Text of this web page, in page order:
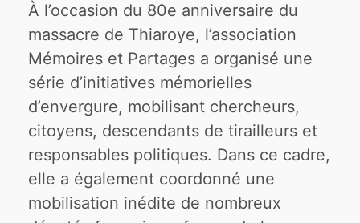
À l’occasion du 80e anniversaire du
massacre de Thiaroye, l’association
Mémoires et Partages a organisé une
série d’initiatives mémorielles
d’envergure, mobilisant chercheurs,
citoyens, descendants de tirailleurs et
responsables politiques. Dans ce cadre,
elle a également coordonné une
mobilisation inédite de nombreux